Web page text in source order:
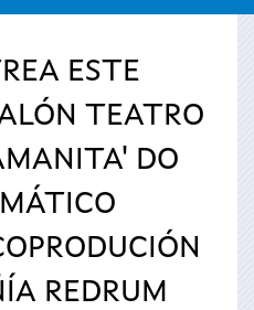
ESTE
TEATRO
DO
REDRUM